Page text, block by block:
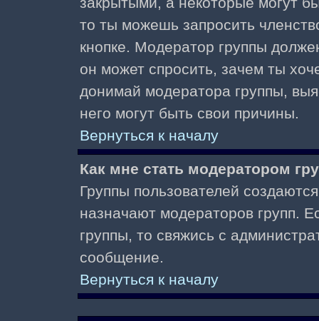
то ты можешь запросить
кнопке. Модератор группы
он может спросить, зачем ты
донимай модератора группы,
него могут быть свои причины.
Вернуться к началу
Как мне стать модератором
Группы пользователей
назначают модераторов групп.
группы, то свяжись с
сообщение.
Вернуться к началу